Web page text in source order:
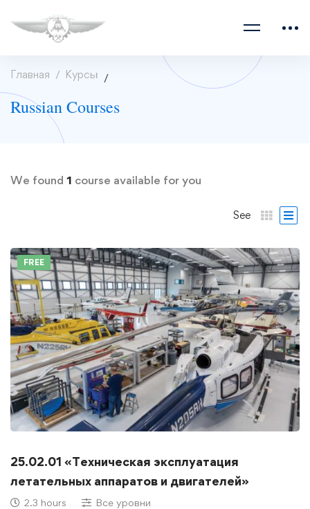
Главная Курсы
Russian Courses
We found 1 course available for you
See
FREE
25.02.01 «Техническая эксплуатация
летательных аппаратов и двигателей»
2.3 hours Все уровни